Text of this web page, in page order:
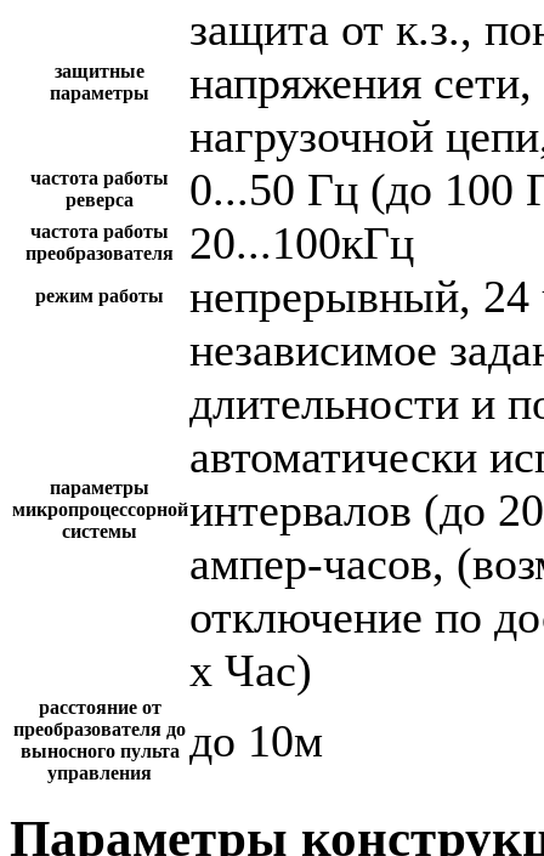
защитные
параметры
защита от к.з.,
напряжения
нагрузочной
частота работы
реверса
0...50 Гц (до 100
частота работы
преобразователя
20...100кГц
режим работы непрерывный, 24
параметры
микропроцессорной
системы
независимое
длительности и
автоматически
интервалов (до
ампер-часов,
отключение по
х Час)
расстояние от
преобразователя до
выносного пульта
управления
до 10м
Параметры